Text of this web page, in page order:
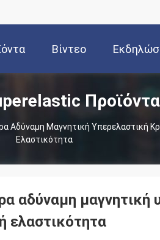
Βίντεο
Προϊόντα
Αδύναμη Μαγνητική Υπερελαστική
Ελαστικότητα
αδύναμη μαγνητική
ελαστικότητα